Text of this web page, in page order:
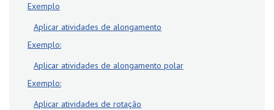
Exemplo
Aplicar atividades de alongamento
Exemplo:
Aplicar atividades de alongamento polar
Exemplo:
Aplicar atividades de rotação